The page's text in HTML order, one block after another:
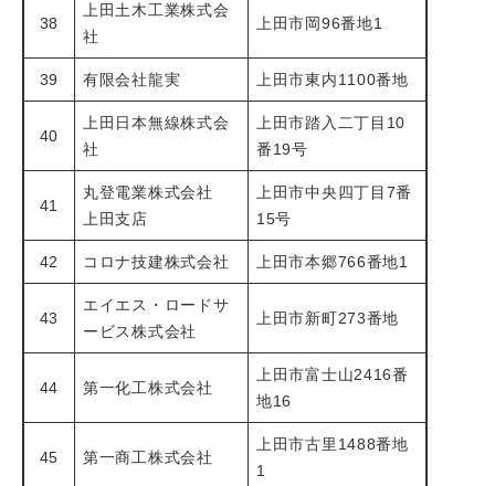
38
上田土木工業株式会
社
上田市岡96番地1
39 有限会社龍実 上田市東内1100番地
40
上田日本無線株式会
社
上田市踏入二丁目10
番19号
41
丸登電業株式会社
上田支店
上田市中央四丁目7番
15号
42 コロナ技建株式会社 上田市本郷766番地1
43
エイエス・ロードサ
ービス株式会社
上田市新町273番地
44 第一化工株式会社
上田市富士山2416番
地16
45 第一商工株式会社
上田市古里1488番地
1